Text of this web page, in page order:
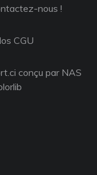
nous !
CGU
conçu par NAS